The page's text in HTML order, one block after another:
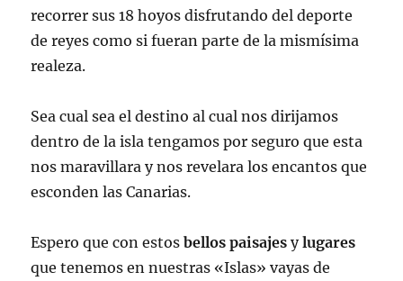
recorrer sus 18 hoyos disfrutando del deporte
de reyes como si fueran parte de la mismísima
realeza.
Sea cual sea el destino al cual nos dirijamos
dentro de la isla tengamos por seguro que esta
nos maravillara y nos revelara los encantos que
esconden las Canarias.
Espero que con estosbellos paisajes ylugares
que tenemos en nuestras «Islas» vayas de